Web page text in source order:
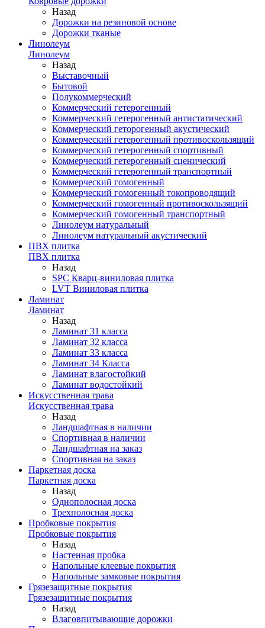
Назад
Дорожки на резиновой основе
Дорожки тканые
Линолеум
Линолеум
Назад
Выставочный
Бытовой
Полукоммерческий
Коммерческий гетерогенный
Коммерческий гетерогенный антистатический
Коммерческий геторогенный акустический
Коммерческий гетерогенный противоскользящий
Коммерческий гетерогенный спортивный
Коммерческий гетерогенный сценический
Коммерческий гетерогенный транспортный
Коммерческий гомогенный
Коммерческий гомогенный токопроводящий
Коммерческий гомогенный противоскользящий
Коммерческий гомогенный транспортный
Линолеум натуральный
Линолеум натуральный акустический
ПВХ плитка
ПВХ плитка
Назад
SPC Кварц-виниловая плитка
LVT Виниловая плитка
Ламинат
Ламинат
Назад
Ламинат 31 класса
Ламинат 32 класса
Ламинат 33 класса
Ламинат 34 Класса
Ламинат влагостойкий
Ламинат водостойкий
Искусственная трава
Искусственная трава
Назад
Ландшафтная в наличии
Спортивная в наличии
Ландшафтная на заказ
Спортивная на заказ
Паркетная доска
Паркетная доска
Назад
Однополосная доска
Трехполосная доска
Пробковые покрытия
Пробковые покрытия
Назад
Настенная пробка
Напольные клеевые покрытия
Напольные замковые покрытия
Грязезащитные покрытия
Грязезащитные покрытия
Назад
Влаговпитывающие дорожки